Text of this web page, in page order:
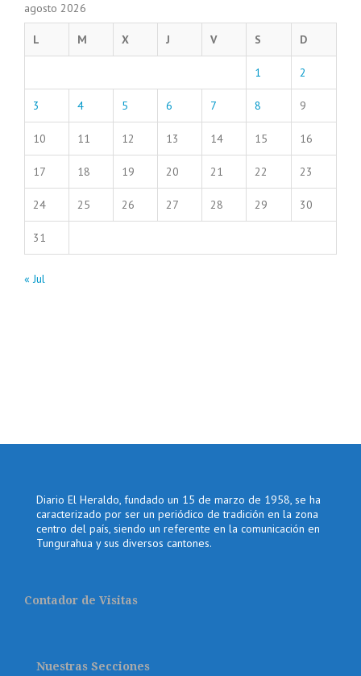
agosto 2026
L M X J V S D
1 2
3 4 5 6 7 8 9
10 11 12 13 14 15 16
17 18 19 20 21 22 23
24 25 26 27 28 29 30
31
« Jul
Diario El Heraldo, fundado un 15 de marzo de 1958, se ha
caracterizado por ser un periódico de tradición en la zona
centro del país, siendo un referente en la comunicación en
Tungurahua y sus diversos cantones.
Contador de Visitas
Nuestras Secciones